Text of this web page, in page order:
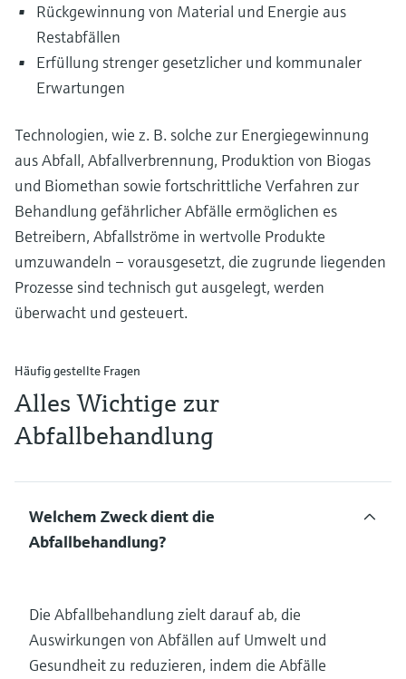
Rückgewinnung von Material und Energie aus
Restabfällen
Erfüllung strenger gesetzlicher und kommunaler
Erwartungen
Technologien, wie z. B. solche zur Energiegewinnung
aus Abfall, Abfallverbrennung, Produktion von Biogas
und Biomethan sowie fortschrittliche Verfahren zur
Behandlung gefährlicher Abfälle ermöglichen es
Betreibern, Abfallströme in wertvolle Produkte
umzuwandeln – vorausgesetzt, die zugrunde liegenden
Prozesse sind technisch gut ausgelegt, werden
überwacht und gesteuert.
Häufig gestellte Fragen
Alles Wichtige zur
Abfallbehandlung
Welchem Zweck dient die
Abfallbehandlung?
Die Abfallbehandlung zielt darauf ab, die
Auswirkungen von Abfällen auf Umwelt und
Gesundheit zu reduzieren, indem die Abfälle